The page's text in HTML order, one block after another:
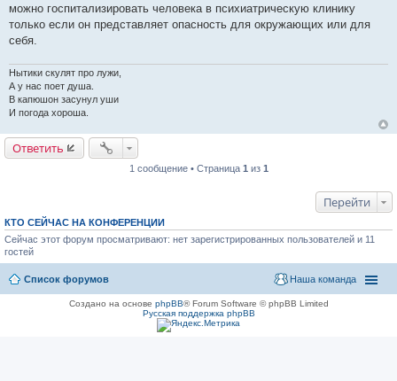
е
можно госпитализировать человека в психиатрическую клинику
только если он представляет опасность для окружающих или для
себя.
Нытики скулят про лужи,
А у нас поет душа.
В капюшон засунул уши
И погода хороша.
Ответить
1 сообщение • Страница 1 из 1
Перейти
КТО СЕЙЧАС НА КОНФЕРЕНЦИИ
Сейчас этот форум просматривают: нет зарегистрированных пользователей и 11
гостей
Список форумов Наша команда
Создано на основе phpBB® Forum Software © phpBB Limited
Русская поддержка phpBB